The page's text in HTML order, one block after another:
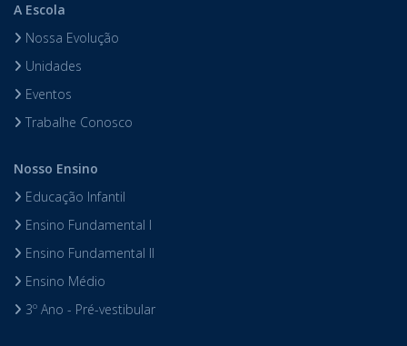
A Escola
Nossa Evolução
Unidades
Eventos
Trabalhe Conosco
Nosso Ensino
Educação Infantil
Ensino Fundamental I
Ensino Fundamental II
Ensino Médio
3º Ano - Pré-vestibular